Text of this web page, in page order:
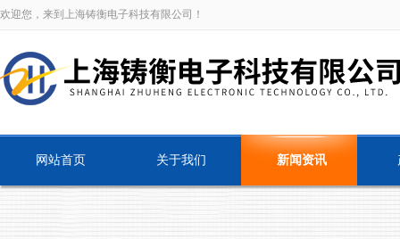
欢迎您，来到上海铸衡电子科技有限公司！
网站首页 关于我们 新闻资讯